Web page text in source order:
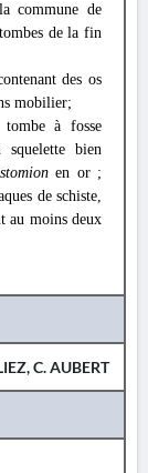
commune de
de la fin
des os
mobilier;
à fosse
bien
en or ;
de schiste,
au moins deux
C. AUBERT